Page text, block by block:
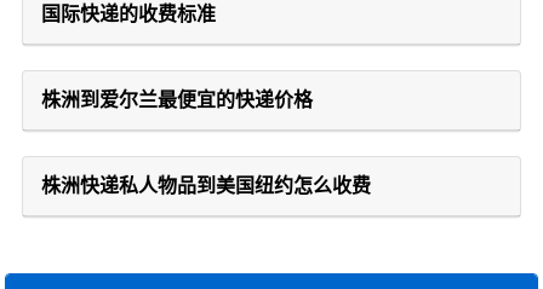
国际快递的收费标准
株洲到爱尔兰最便宜的快递价格
株洲快递私人物品到美国纽约怎么收费